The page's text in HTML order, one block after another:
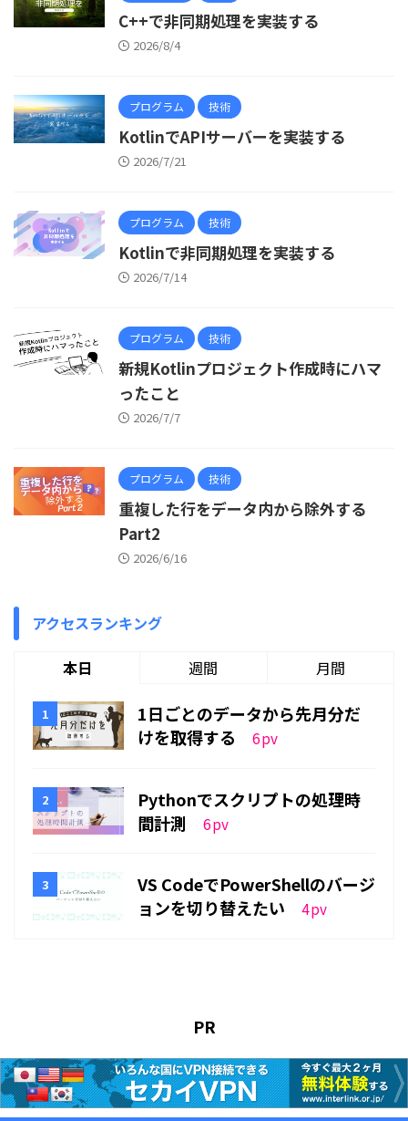
C++で非同期処理を実装する
2026/8/4
プログラム 技術
KotlinでAPIサーバーを実装する
2026/7/21
プログラム 技術
Kotlinで非同期処理を実装する
2026/7/14
プログラム 技術
新規Kotlinプロジェクト作成時にハマ
ったこと
2026/7/7
プログラム 技術
重複した行をデータ内から除外する
Part2
2026/6/16
アクセスランキング
本日 週間 月間
1日ごとのデータから先月分だ
けを取得する
6pv
Pythonでスクリプトの処理時
間計測
6pv
VS CodeでPowerShellのバージ
ョンを切り替えたい
4pv
PR